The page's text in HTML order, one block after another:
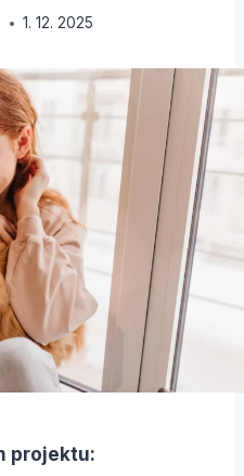
1. 12. 2025
projektu: